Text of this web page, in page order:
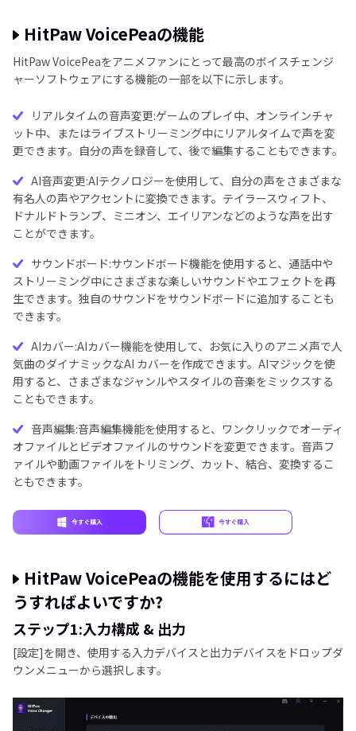
HitPaw VoicePeaの機能
HitPaw VoicePeaをアニメファンにとって最高のボイスチェンジ
ャーソフトウェアにする機能の一部を以下に示します。
リアルタイムの音声変更:ゲームのプレイ中、オンラインチャ
ット中、またはライブストリーミング中にリアルタイムで声を変
更できます。自分の声を録音して、後で編集することもできます。
AI音声変更:AIテクノロジーを使用して、自分の声をさまざまな
有名人の声やアクセントに変換できます。テイラースウィフト、
ドナルドトランプ、ミニオン、エイリアンなどのような声を出す
ことができます。
サウンドボード:サウンドボード機能を使用すると、通話中や
ストリーミング中にさまざまな楽しいサウンドやエフェクトを再
生できます。独自のサウンドをサウンドボードに追加することも
できます。
AIカバー:AIカバー機能を使用して、お気に入りのアニメ声で人
気曲のダイナミックなAI カバーを作成できます。AIマジックを使
用すると、さまざまなジャンルやスタイルの音楽をミックスする
こともできます。
音声編集:音声編集機能を使用すると、ワンクリックでオーディ
オファイルとビデオファイルのサウンドを変更できます。音声フ
ァイルや動画ファイルをトリミング、カット、結合、変換するこ
ともできます。
HitPaw VoicePeaの機能を使用するにはど
うすればよいですか?
ステップ1:入力構成 & 出力
[設定]を開き、使用する入力デバイスと出力デバイスをドロップダ
ウンメニューから選択します。